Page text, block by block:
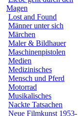
Magen
Lost and Found
Männer unter sich
Märchen
Maler & Bildhauer
Maschinenpistolen
Medien
Medizinisches
Mensch und Pferd
Motorrad
Musikalisches
Nackte Tatsachen
Neue Filmkunst 1953-